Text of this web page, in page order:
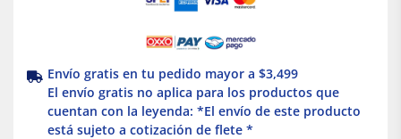
Envío gratis en tu pedido mayor a $3,499
El envío gratis no aplica para los productos que
cuentan con la leyenda: *El envío de este producto
está sujeto a cotización de flete *